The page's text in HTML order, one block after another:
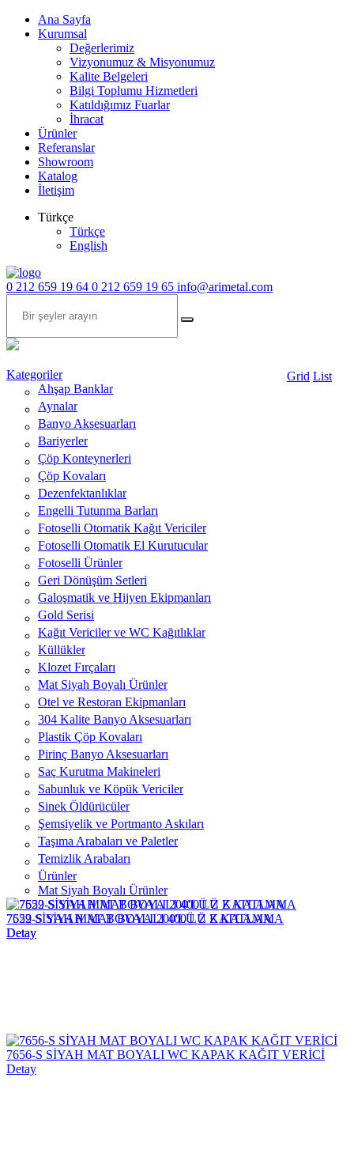
Ana Sayfa
Kurumsal
Değerlerimiz
Vizyonumuz & Misyonumuz
Kalite Belgeleri
Bilgi Toplumu Hizmetleri
Katıldığımız Fuarlar
İhracat
Ürünler
Referanslar
Showroom
Katalog
İletişim
Türkçe
Türkçe
English
0 212 659 19 64 0 212 659 19 65 info@arimetal.com
Kategoriler
Ahşap Banklar
Aynalar
Banyo Aksesuarları
Bariyerler
Çöp Konteynerleri
Çöp Kovaları
Dezenfektanlıklar
Engelli Tutunma Barları
Fotoselli Otomatik Kağıt Vericiler
Fotoselli Otomatik El Kurutucular
Fotoselli Ürünler
Geri Dönüşüm Setleri
Galoşmatik ve Hijyen Ekipmanları
Gold Serisi
Kağıt Vericiler ve WC Kağıtlıklar
Küllükler
Klozet Fırçaları
Mat Siyah Boyalı Ürünler
Otel ve Restoran Ekipmanları
304 Kalite Banyo Aksesuarları
Plastik Çöp Kovaları
Pirinç Banyo Aksesuarları
Saç Kurutma Makineleri
Sabunluk ve Köpük Vericiler
Sinek Öldürücüler
Şemsiyelik ve Portmanto Askıları
Taşıma Arabaları ve Paletler
Temizlik Arabaları
Ürünler
Mat Siyah Boyalı Ürünler
Grid List
7659-S SİYAH MAT BOYALI 400'LÜ Z KATLAMA
Detay
7522 SİYAH MAT BOYALI 200'LÜ Z KATLAMA
Detay
7656-S SİYAH MAT BOYALI WC KAPAK KAĞIT VERİCİ
Detay